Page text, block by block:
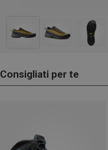
Consigliati per te